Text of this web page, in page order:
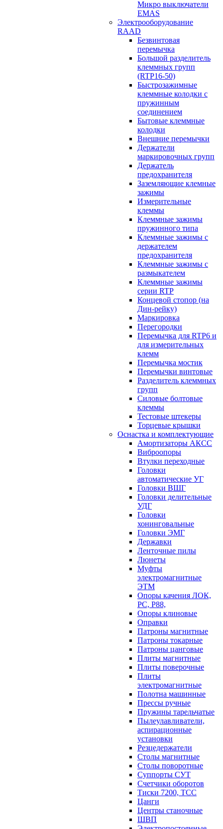
Микро выключатели
EMAS
Электрооборудование
RAAD
Безвинтовая
перемычка
Большой разделитель
клеммных групп
(RTP16-50)
Быстрозажимные
клеммные колодки с
пружинным
соединением
Бытовые клеммные
колодки
Внешние перемычки
Держатели
маркировочных групп
Держатель
предохранителя
Заземляющие клемные
зажимы
Измерительные
клеммы
Клеммные зажимы
пружинного типа
Клеммные зажимы с
держателем
предохранителя
Клеммные зажимы с
размыкателем
Клеммные зажимы
серии RTP
Концевой стопор (на
Дин-рейку)
Маркировка
Перегородки
Перемычка для RTP6 и
для измерительных
клемм
Перемычка мостик
Перемычки винтовые
Разделитель клеммных
групп
Силовые болтовые
клеммы
Тестовые штекеры
Торцевые крышки
Оснастка и комплектующие
Амортизаторы АКСС
Виброопоры
Втулки переходные
Головки
автоматические УГ
Головки ВШГ
Головки делительные
УДГ
Головки
хонинговальные
Головки ЭМГ
Державки
Ленточные пилы
Люнеты
Муфты
электромагнитные
ЭТМ
Опоры качения ЛОК,
РС, Р88,
Опоры клиновые
Оправки
Патроны магнитные
Патроны токарные
Патроны цанговые
Плиты магнитные
Плиты поверочные
Плиты
электромагнитные
Полотна машинные
Прессы ручные
Пружины тарельчатые
Пылеулавливатели,
аспирационные
установки
Резцедержатели
Столы магнитные
Столы поворотные
Суппорты СУТ
Счетчики оборотов
Тиски 7200, ТСС
Цанги
Центры станочные
ШВП